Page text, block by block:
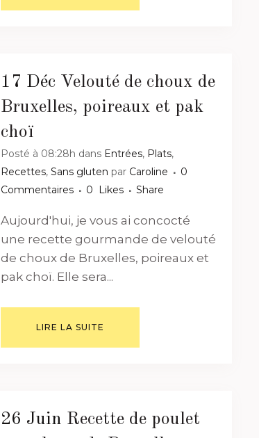
17 Déc Velouté de choux de
Bruxelles, poireaux et pak
choï
Posté à 08:28h dans Entrées, Plats,
Recettes, Sans gluten par Caroline
0
Commentaires
0 Likes Share
Aujourd'hui, je vous ai concocté
une recette gourmande de velouté
de choux de Bruxelles, poireaux et
pak choï. Elle sera...
LIRE LA SUITE
26 Juin Recette de poulet